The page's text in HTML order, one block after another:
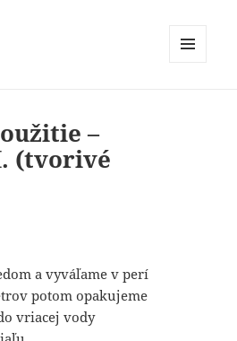
–
(tvorivé
a vyváľame v perí
potom opakujeme
vriacej vody